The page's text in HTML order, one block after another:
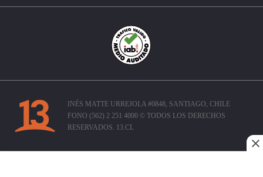
INÉS MATTE URREJOLA #0848, SANTIAGO, CHILE
FONO (562) 2 251 4000 © TODOS LOS DERECHOS
RESERVADOS. 13.CL